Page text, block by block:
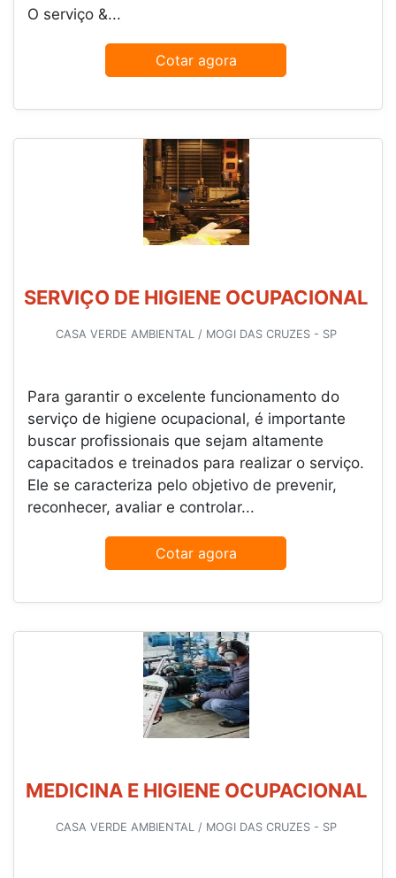
O serviço &...
Cotar agora
SERVIÇO DE HIGIENE OCUPACIONAL
CASA VERDE AMBIENTAL / MOGI DAS CRUZES - SP
Para garantir o excelente funcionamento do
serviço de higiene ocupacional, é importante
buscar profissionais que sejam altamente
capacitados e treinados para realizar o serviço.
Ele se caracteriza pelo objetivo de prevenir,
reconhecer, avaliar e controlar...
Cotar agora
MEDICINA E HIGIENE OCUPACIONAL
CASA VERDE AMBIENTAL / MOGI DAS CRUZES - SP